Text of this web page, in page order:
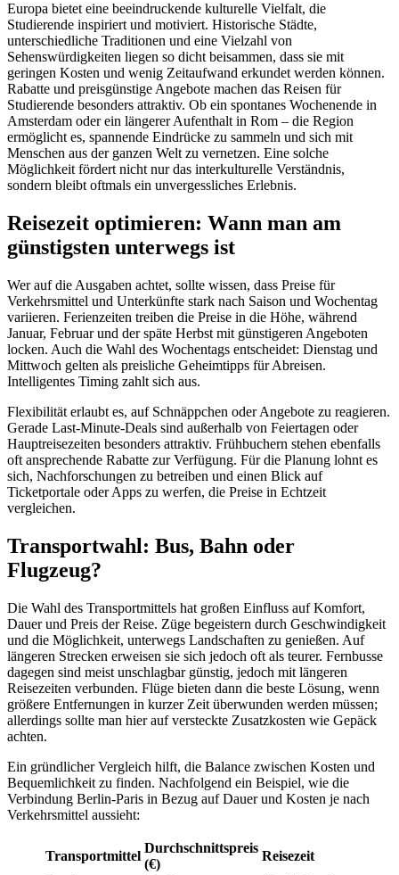
Europa bietet eine beeindruckende kulturelle Vielfalt, die
Studierende inspiriert und motiviert. Historische Städte,
unterschiedliche Traditionen und eine Vielzahl von
Sehenswürdigkeiten liegen so dicht beisammen, dass sie mit
geringen Kosten und wenig Zeitaufwand erkundet werden können.
Rabatte und preisgünstige Angebote machen das Reisen für
Studierende besonders attraktiv. Ob ein spontanes Wochenende in
Amsterdam oder ein längerer Aufenthalt in Rom – die Region
ermöglicht es, spannende Eindrücke zu sammeln und sich mit
Menschen aus der ganzen Welt zu vernetzen. Eine solche
Möglichkeit fördert nicht nur das interkulturelle Verständnis,
sondern bleibt oftmals ein unvergessliches Erlebnis.
Reisezeit optimieren: Wann man am
günstigsten unterwegs ist
Wer auf die Ausgaben achtet, sollte wissen, dass Preise für
Verkehrsmittel und Unterkünfte stark nach Saison und Wochentag
variieren. Ferienzeiten treiben die Preise in die Höhe, während
Januar, Februar und der späte Herbst mit günstigeren Angeboten
locken. Auch die Wahl des Wochentags entscheidet: Dienstag und
Mittwoch gelten als preisliche Geheimtipps für Abreisen.
Intelligentes Timing zahlt sich aus.
Flexibilität erlaubt es, auf Schnäppchen oder Angebote zu reagieren.
Gerade Last-Minute-Deals sind außerhalb von Feiertagen oder
Hauptreisezeiten besonders attraktiv. Frühbuchern stehen ebenfalls
oft ansprechende Rabatte zur Verfügung. Für die Planung lohnt es
sich, Nachforschungen zu betreiben und einen Blick auf
Ticketportale oder Apps zu werfen, die Preise in Echtzeit
vergleichen.
Transportwahl: Bus, Bahn oder
Flugzeug?
Die Wahl des Transportmittels hat großen Einfluss auf Komfort,
Dauer und Preis der Reise. Züge begeistern durch Geschwindigkeit
und die Möglichkeit, unterwegs Landschaften zu genießen. Auf
längeren Strecken erweisen sie sich jedoch oft als teurer. Fernbusse
dagegen sind meist unschlagbar günstig, jedoch mit längeren
Reisezeiten verbunden. Flüge bieten dann die beste Lösung, wenn
größere Entfernungen in kurzer Zeit überwunden werden müssen;
allerdings sollte man hier auf versteckte Zusatzkosten wie Gepäck
achten.
Ein gründlicher Vergleich hilft, die Balance zwischen Kosten und
Bequemlichkeit zu finden. Nachfolgend ein Beispiel, wie die
Verbindung Berlin-Paris in Bezug auf Dauer und Kosten je nach
Verkehrsmittel aussieht:
Transportmittel
Durchschnittspreis
(€)
Reisezeit